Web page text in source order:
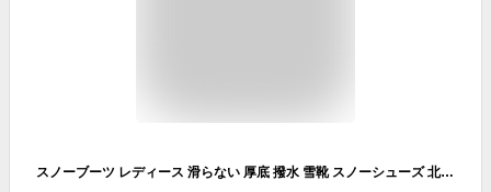
スノーブーツ レディース 滑らない 厚底 撥水 雪靴 スノーシューズ 北海道 雪遊ぶ 裏ボア 防寒 ムートンブーツ 裏起毛 防水 滑り止め 冬靴 綿靴 ロングブーツ メンズ ムートンブーツ アウトドア 大きいサイズ 22~26cm